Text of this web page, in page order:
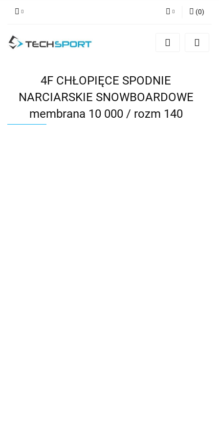
Zaloguj się
(0)
4F CHŁOPIĘCE SPODNIE
NARCIARSKIE SNOWBOARDOWE
membrana 10 000 / rozm 140